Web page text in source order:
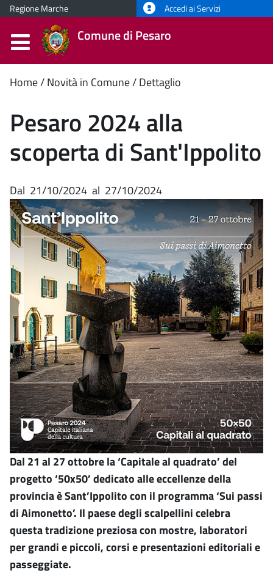
Regione Marche Accedi ai Servizi
Comune di Pesaro
Contenuto
principale
Home Novità in Comune Dettaglio
Pesaro 2024 alla
scoperta di Sant'Ippolito
Dal 21/10/2024 al 27/10/2024
Dal 21 al 27 ottobre la ‘Capitale al quadrato’ del
progetto ‘50x50’ dedicato alle eccellenze della
provincia è Sant’Ippolito con il programma ‘Sui passi
di Aimonetto’. Il paese degli scalpellini celebra
questa tradizione preziosa con mostre, laboratori
per grandi e piccoli, corsi e presentazioni editoriali e
passeggiate.